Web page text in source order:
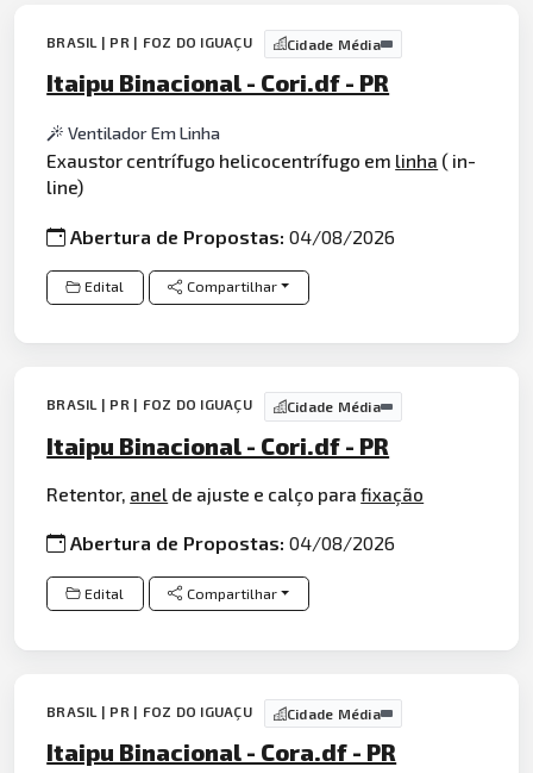
BRASIL | PR | FOZ DO IGUAÇU Cidade Média
Itaipu Binacional - Cori.df - PR
Ventilador Em Linha
Exaustor centrífugo helicocentrífugo em linha ( in-
line)
Abertura de Propostas:04/08/2026
Edital Compartilhar
BRASIL | PR | FOZ DO IGUAÇU Cidade Média
Itaipu Binacional - Cori.df - PR
Retentor, anel de ajuste e calço parafixação
Abertura de Propostas:04/08/2026
Edital Compartilhar
BRASIL | PR | FOZ DO IGUAÇU Cidade Média
Itaipu Binacional - Cora.df - PR